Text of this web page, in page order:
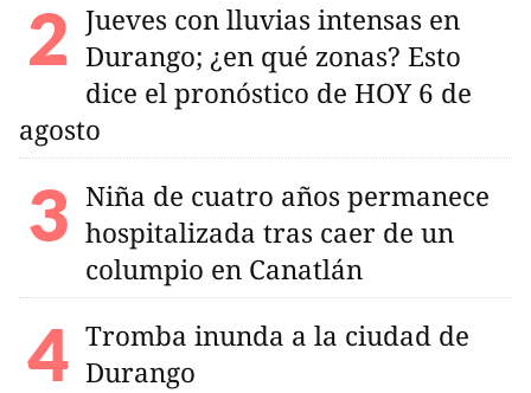
Jueves con lluvias intensas en
Durango; ¿en qué zonas? Esto
dice el pronóstico de HOY 6 de
agosto
Niña de cuatro años permanece
hospitalizada tras caer de un
columpio en Canatlán
Tromba inunda a la ciudad de
Durango